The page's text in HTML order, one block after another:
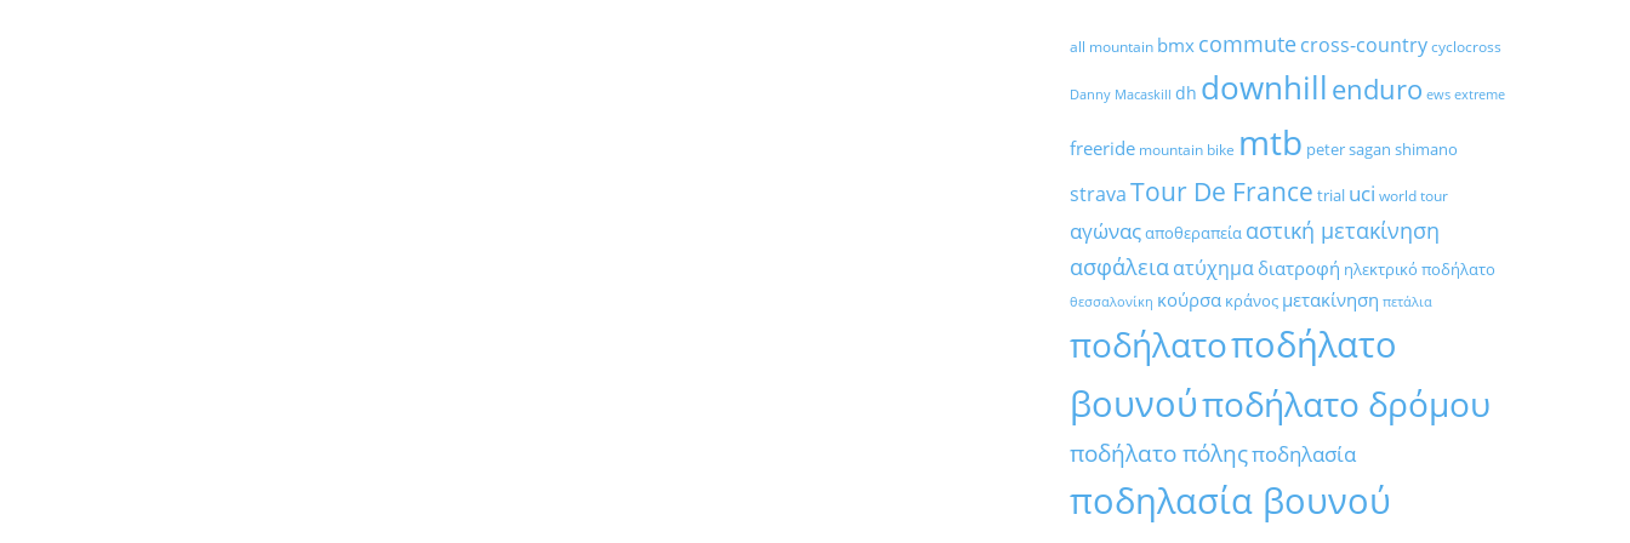
all mountain bmx commutecross-countrycyclocross
Danny Macaskill dh downhill enduro ews extreme
freeride mountain bike mtb peter sagan shimano
stravaTour De France trial uci world tour
αγώναςαποθεραπεία αστική μετακίνηση
ασφάλειαατύχημα διατροφή ηλεκτρικό ποδήλατο
θεσσαλονίκη κούρσα κράνος μετακίνηση πετάλια
ποδήλατοποδήλατο
βουνούποδήλατο δρόμου
ποδήλατο πόληςποδηλασία
ποδηλασία βουνού